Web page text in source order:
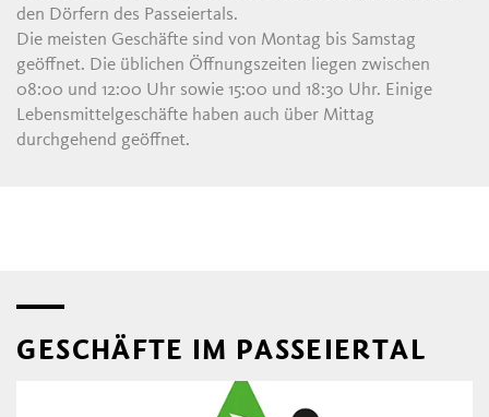
den Dörfern des Passeiertals.
Die meisten Geschäfte sind von Montag bis Samstag
geöffnet. Die üblichen Öffnungszeiten liegen zwischen
08:00 und 12:00 Uhr sowie 15:00 und 18:30 Uhr. Einige
Lebensmittelgeschäfte haben auch über Mittag
durchgehend geöffnet.
GESCHÄFTE IM PASSEIERTAL